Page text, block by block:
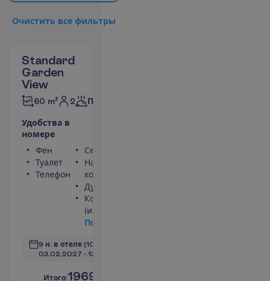
Очистить все фильтры
Standard
Garden
View
60 m² 2 Полупансион
Удобства в
номере
Фен
Туалет
Телефон
Сейф
Набор для чая/
кофе
Душ
Кондиционер
(индивидуальный)
По
9 н. в отеле (10 н. всего)
03.02.2027 - 13.02.2027
Итого:1969.00